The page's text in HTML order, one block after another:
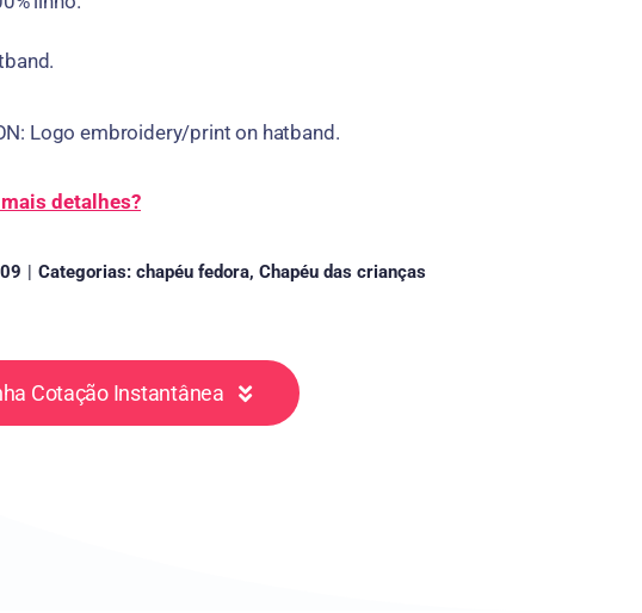
.
: Logo embroidery/print on hatband .
detalhes?
| Categorias: chapéu fedora, Chapéu das crianças
Cotação Instantânea